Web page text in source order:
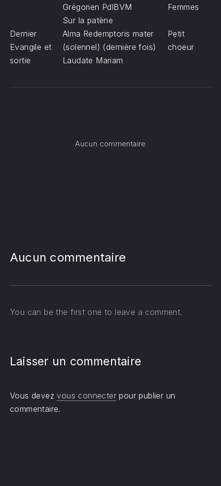
Grégorien PdlBVM
Femmes
Sur la patène
Dernier
Evangile et
sortie
Alma Redemptoris mater
(solennel) (dernière fois)
Petit
choeur
Laudate Mariam
Aucun commentaire
Aucun commentaire
You can be the first one to leave a comment.
Laisser un commentaire
Vous devezvous connecter pour publier un
commentaire.